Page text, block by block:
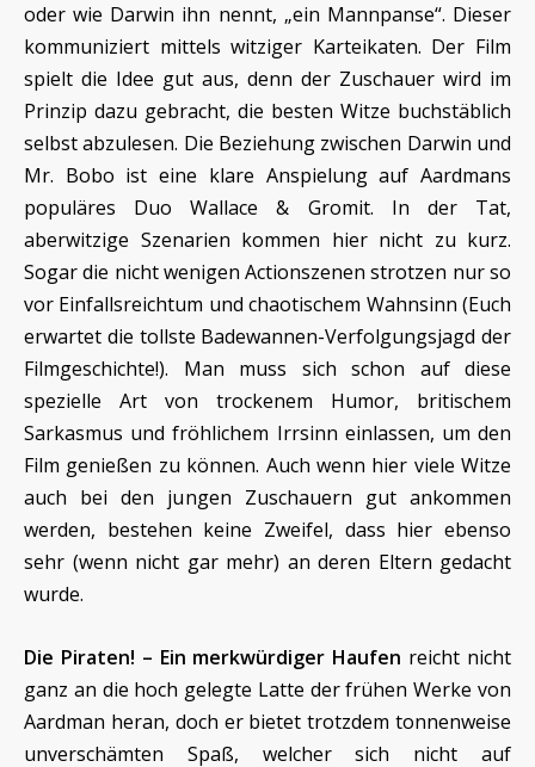
oder wie Darwin ihn nennt, „ein Mannpanse“. Dieser
kommuniziert mittels witziger Karteikaten. Der Film
spielt die Idee gut aus, denn der Zuschauer wird im
Prinzip dazu gebracht, die besten Witze buchstäblich
selbst abzulesen. Die Beziehung zwischen Darwin und
Mr. Bobo ist eine klare Anspielung auf Aardmans
populäres Duo Wallace & Gromit. In der Tat,
aberwitzige Szenarien kommen hier nicht zu kurz.
Sogar die nicht wenigen Actionszenen strotzen nur so
vor Einfallsreichtum und chaotischem Wahnsinn (Euch
erwartet die tollste Badewannen-Verfolgungsjagd der
Filmgeschichte!). Man muss sich schon auf diese
spezielle Art von trockenem Humor, britischem
Sarkasmus und fröhlichem Irrsinn einlassen, um den
Film genießen zu können. Auch wenn hier viele Witze
auch bei den jungen Zuschauern gut ankommen
werden, bestehen keine Zweifel, dass hier ebenso
sehr (wenn nicht gar mehr) an deren Eltern gedacht
wurde.
Die Piraten! – Ein merkwürdiger Haufen reicht nicht
ganz an die hoch gelegte Latte der frühen Werke von
Aardman heran, doch er bietet trotzdem tonnenweise
unverschämten Spaß, welcher sich nicht auf